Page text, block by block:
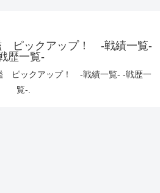
ピックアップ！ -戦績一覧-
歴一覧-
ピックアップ！ -戦績一覧- -戦歴一
覧-.